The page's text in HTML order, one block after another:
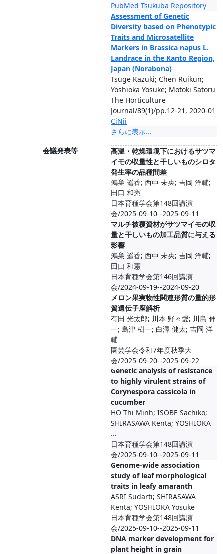
PubMed Tsukuba Repository
Assessment of Genetic
Diversity based on Phenotypic
Traits and Microsatellite
Markers in Brassica napus L.
Landrace in the Kanto Region,
Japan (Norabona)
Tsuge Kazuki; Chen Ruikun;
Yoshioka Yosuke; Motoki Satoru
The Horticulture
Journal/89(1)/pp.12-21, 2020-01
CiNii
さらに表示...
会議発表等
高温・乾燥環境下におけるサツマ
イモの収量性と干しいものシロタ
発生率の品種間差
鴻巣 遥香; 西中 未央; 吉岡 洋輔;
田口 和憲
日本育種学会第148回講演
会/2025-09-10--2025-09-11
マルチ被覆資材がサツマイモの収
量と干しいもの加工品質に与える
影響
鴻巣 遥香; 西中 未央; 吉岡 洋輔;
田口 和憲
日本育種学会第146回講演
会/2024-09-19--2024-09-20
メロン果実物性関連形質の量的形
質遺伝子座解析
有田 光太郎; 川本 野々愛; 川島 伸
一; 島津 樹一; 白澤 健太; 吉岡 洋
輔
園芸学会令和7年度秋季大
会/2025-09-20--2025-09-22
Genetic analysis of resistance
to highly virulent strains of
Corynespora cassicola in
cucumber
HO Thi Minh; ISOBE Sachiko;
SHIRASAWA Kenta; YOSHIOKA
...
日本育種学会第148回講演
会/2025-09-10--2025-09-11
Genome-wide association
study of leaf morphological
traits in leafy amaranth
ASRI Sudarti; SHIRASAWA
Kenta; YOSHIOKA Yosuke
日本育種学会第148回講演
会/2025-09-10--2025-09-11
DNA marker development for
plant height in grain